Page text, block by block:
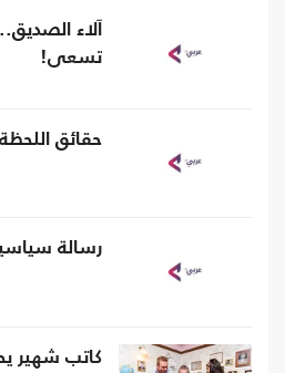
آلاء
تسعى!
حقائق اللحظة
رسالة
كاتب شهير